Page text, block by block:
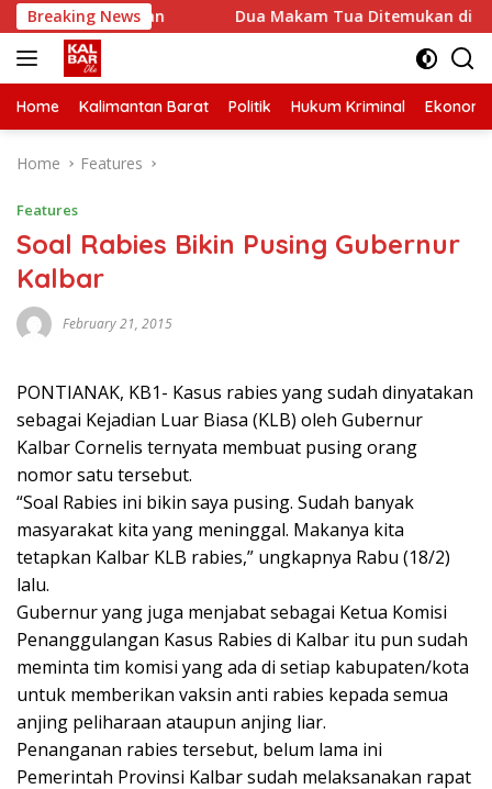
Skip
to
content
Breaking News
Angkutan Dua Makam Tua Ditemukan di Lokasi
Home Kalimantan Barat Politik Hukum Kriminal Ekonomi
Home Features
Features
Soal Rabies Bikin Pusing Gubernur
Kalbar
February 21, 2015
PONTIANAK, KB1- Kasus rabies yang sudah dinyatakan
sebagai Kejadian Luar Biasa (KLB) oleh Gubernur
Kalbar Cornelis ternyata membuat pusing orang
nomor satu tersebut.
“Soal Rabies ini bikin saya pusing. Sudah banyak
masyarakat kita yang meninggal. Makanya kita
tetapkan Kalbar KLB rabies,” ungkapnya Rabu (18/2)
lalu.
Gubernur yang juga menjabat sebagai Ketua Komisi
Penanggulangan Kasus Rabies di Kalbar itu pun sudah
meminta tim komisi yang ada di setiap kabupaten/kota
untuk memberikan vaksin anti rabies kepada semua
anjing peliharaan ataupun anjing liar.
Penanganan rabies tersebut, belum lama ini
Pemerintah Provinsi Kalbar sudah melaksanakan rapat